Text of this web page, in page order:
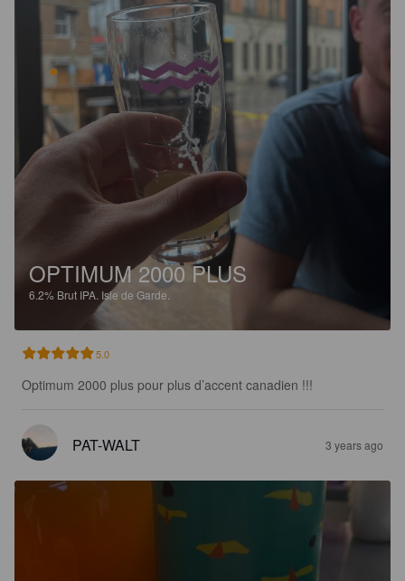
OPTIMUM 2000 PLUS
6.2% Brut IPA. Isle de Garde.
5.0
Optimum 2000 plus pour plus d’accent canadien !!!
PAT-WALT 3 years ago